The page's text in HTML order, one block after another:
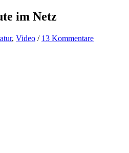
im Netz
, Video / 13 Kommentare